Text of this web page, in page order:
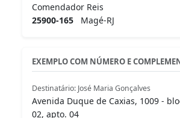
Comendador Reis
25900-165 Magé-RJ
EXEMPLO COM NÚMERO E
Destinatário: José Maria Gonçalves
Avenida Duque de Caxias, 1009 -
02, apto. 04